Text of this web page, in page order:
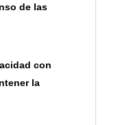
de las
con
la